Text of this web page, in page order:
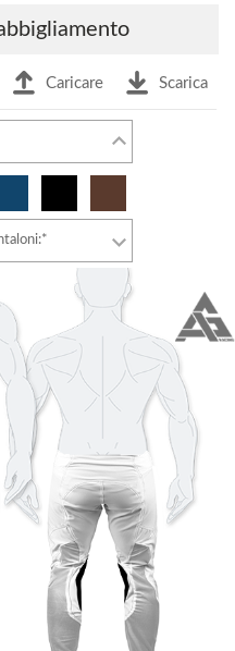
Caricare Scarica